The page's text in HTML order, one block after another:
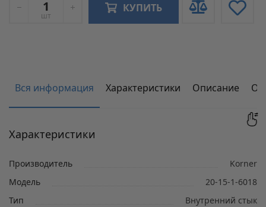
шт
КУПИТЬ
Вся информация Характеристики Описание
Характеристики
Производитель
Korner
Модель
20-15-1-6018
Тип
Внутренний стык